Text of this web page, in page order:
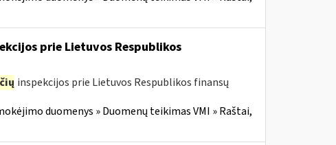
prie Lietuvos Respublikos
inspekcijos prie Lietuvos Respublikos finansų
duomenys » Duomenų teikimas VMI » Raštai,